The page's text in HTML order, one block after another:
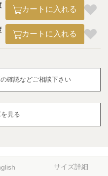
カートに入れる
カートに入れる
確認などご相談下さい
見る
サイズ詳細